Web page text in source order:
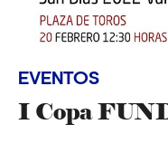
EVENTOS
I Copa